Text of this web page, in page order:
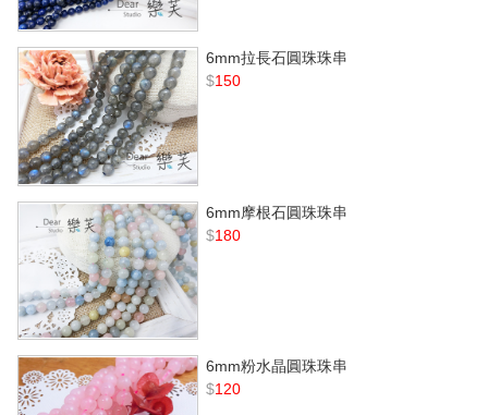
6mm拉長石圓珠珠串
$150
6mm摩根石圓珠珠串
$180
6mm粉水晶圓珠珠串
$120